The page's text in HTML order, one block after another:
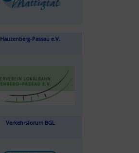
Hauzenberg-Passau e.V.
Verkehrsforum BGL